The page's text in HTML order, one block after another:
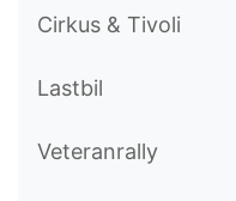
Cirkus & Tivoli
Lastbil
Veteranrally